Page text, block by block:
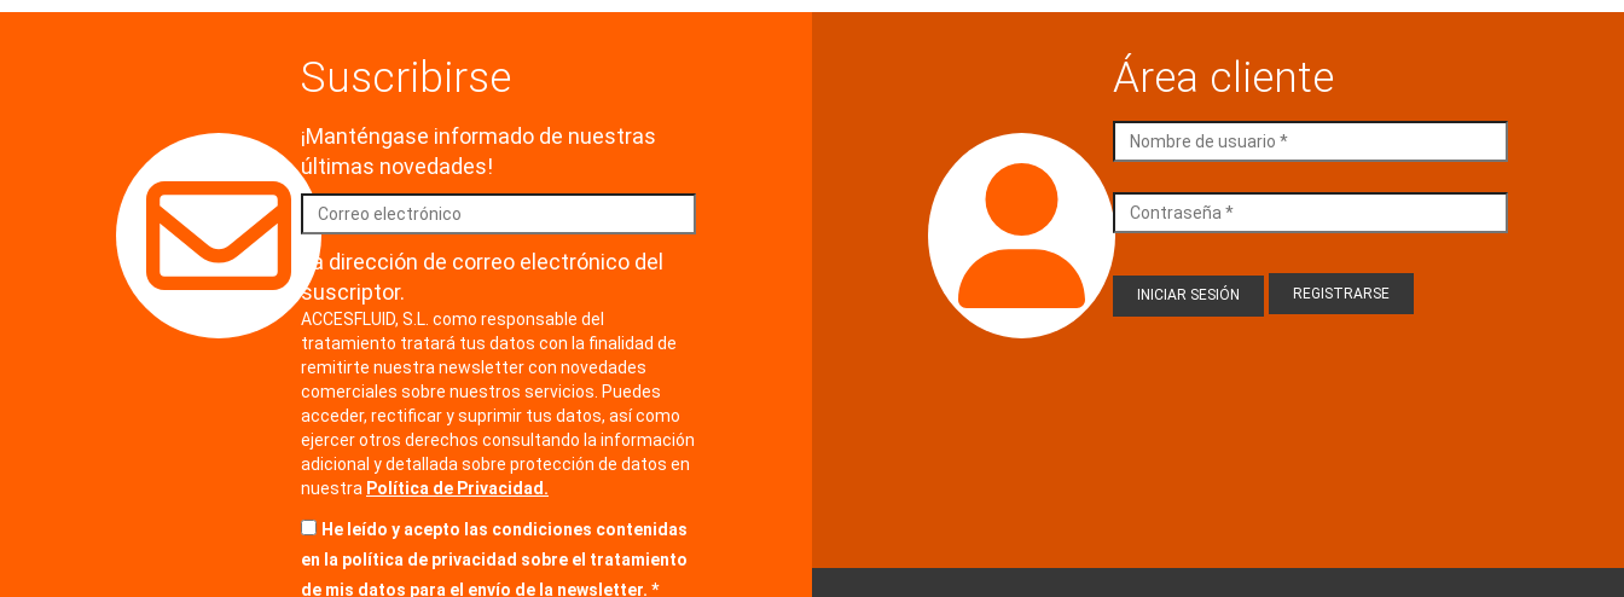
Suscribirse
¡Manténgase informado de nuestras
últimas novedades!
La dirección de correo electrónico del
suscriptor.
ACCESFLUID, S.L. como responsable del
tratamiento tratará tus datos con la finalidad de
remitirte nuestra newsletter con novedades
comerciales sobre nuestros servicios. Puedes
acceder, rectificar y suprimir tus datos, así como
ejercer otros derechos consultando la información
adicional y detallada sobre protección de datos en
nuestra Política de Privacidad.
He leído y acepto las condiciones contenidas
en la política de privacidad sobre el tratamiento
de mis datos para el envío de la newsletter.
Área cliente
REGISTRARSE